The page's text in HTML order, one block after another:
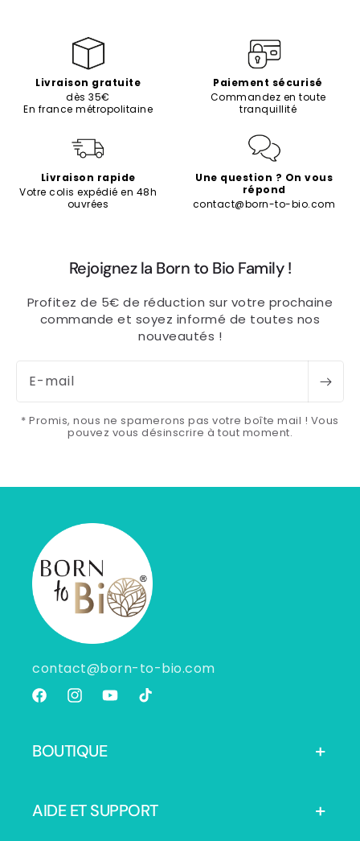
Livraison gratuite
dès 35€
En france métropolitaine
Paiement sécurisé
Commandez en toute
tranquillité
Livraison rapide
Votre colis expédié en 48h
ouvrées
Une question ? On vous
répond
contact@born-to-bio.com
Rejoignez la Born to Bio Family !
Profitez de 5€ de réduction sur votre prochaine
commande et soyez informé de toutes nos
nouveautés !
E-mail
* Promis, nous ne spamerons pas votre boîte mail ! Vous
pouvez vous désinscrire à tout moment.
contact@born-to-bio.com
FacebookInstagramYouTubeTikTok
BOUTIQUE
AIDE ET SUPPORT